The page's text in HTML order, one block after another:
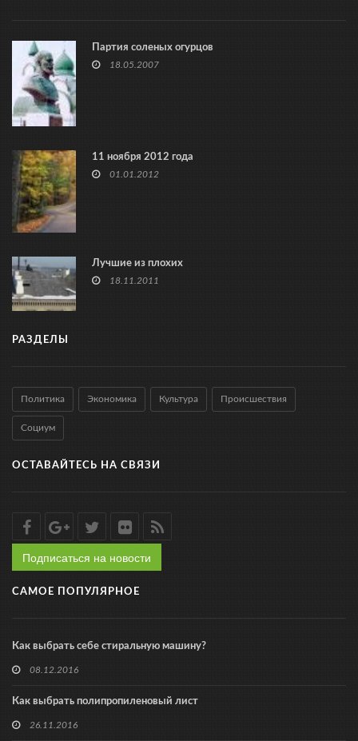
Партия соленых огурцов
18.05.2007
11 ноября 2012 года
01.01.2012
Лучшие из плохих
18.11.2011
РАЗДЕЛЫ
Политика Экономика Культура Происшествия
Социум
ОСТАВАЙТЕСЬ НА СВЯЗИ
Подписаться на новости
САМОЕ ПОПУЛЯРНОЕ
Как выбрать себе стиральную машину?
08.12.2016
Как выбрать полипропиленовый лист
26.11.2016